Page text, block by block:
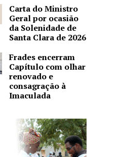
Carta do Ministro
Geral por ocasião
da Solenidade de
Santa Clara de 2026
Frades encerram
Capítulo com olhar
renovado e
consagração à
Imaculada